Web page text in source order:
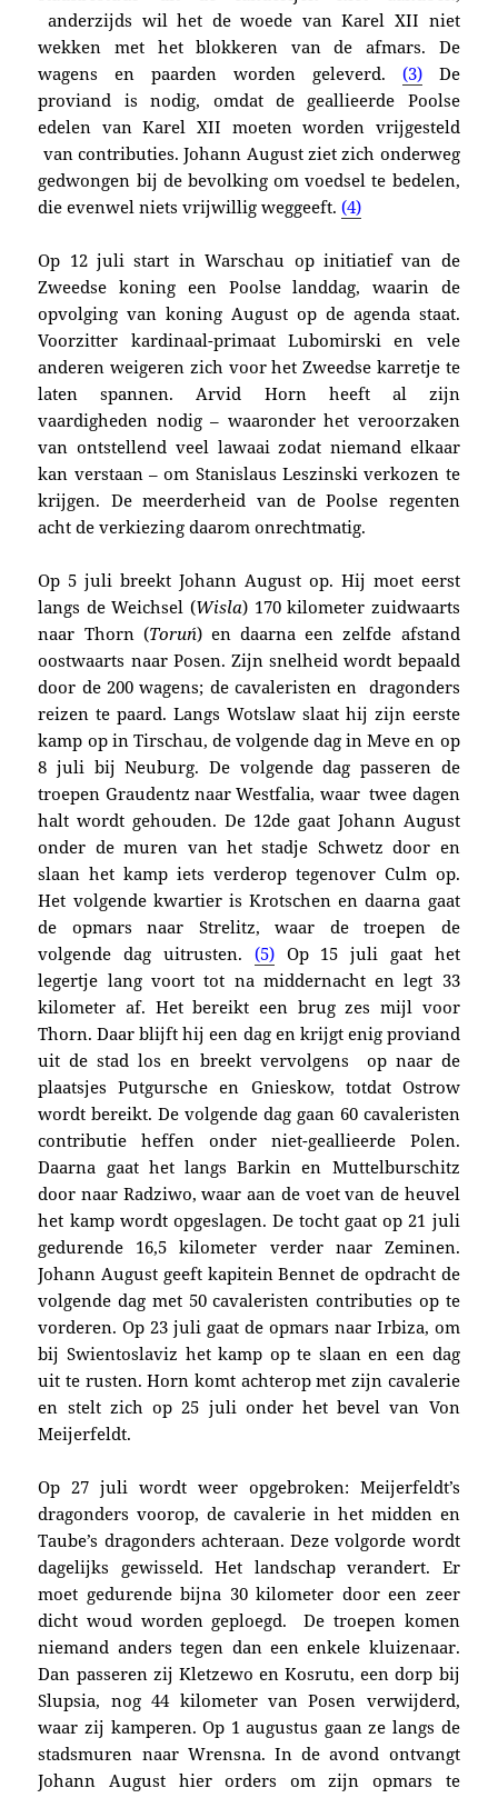
anderzijds wil het de woede van Karel XII niet
wekken met het blokkeren van de afmars. De
wagens en paarden worden geleverd. (3)De
proviand is nodig, omdat de geallieerde Poolse
edelen van Karel XII moeten worden vrijgesteld
van contributies. Johann August ziet zich onderweg
gedwongen bij de bevolking om voedsel te bedelen,
die evenwel niets vrijwillig weggeeft.(4)
Op 12 juli start in Warschau op initiatief van de
Zweedse koning een Poolse landdag, waarin de
opvolging van koning August op de agenda staat.
Voorzitter kardinaal-primaat Lubomirski en vele
anderen weigeren zich voor het Zweedse karretje te
laten spannen. Arvid Horn heeft al zijn
vaardigheden nodig – waaronder het veroorzaken
van ontstellend veel lawaai zodat niemand elkaar
kan verstaan – om Stanislaus Leszinski verkozen te
krijgen. De meerderheid van de Poolse regenten
acht de verkiezing daarom onrechtmatig.
Op 5 juli breekt Johann August op. Hij moet eerst
langs de Weichsel (Wisla) 170 kilometer zuidwaarts
naar Thorn (Toruń) en daarna een zelfde afstand
oostwaarts naar Posen. Zijn snelheid wordt bepaald
door de 200 wagens; de cavaleristen en dragonders
reizen te paard. Langs Wotslaw slaat hij zijn eerste
kamp op in Tirschau, de volgende dag in Meve en op
8 juli bij Neuburg. De volgende dag passeren de
troepen Graudentz naar Westfalia, waar twee dagen
halt wordt gehouden. De 12de gaat Johann August
onder de muren van het stadje Schwetz door en
slaan het kamp iets verderop tegenover Culm op.
Het volgende kwartier is Krotschen en daarna gaat
de opmars naar Strelitz, waar de troepen de
volgende dag uitrusten. (5) Op 15 juli gaat het
legertje lang voort tot na middernacht en legt 33
kilometer af. Het bereikt een brug zes mijl voor
Thorn. Daar blijft hij een dag en krijgt enig proviand
uit de stad los en breekt vervolgens op naar de
plaatsjes Putgursche en Gnieskow, totdat Ostrow
wordt bereikt. De volgende dag gaan 60 cavaleristen
contributie heffen onder niet-geallieerde Polen.
Daarna gaat het langs Barkin en Muttelburschitz
door naar Radziwo, waar aan de voet van de heuvel
het kamp wordt opgeslagen. De tocht gaat op 21 juli
gedurende 16,5 kilometer verder naar Zeminen.
Johann August geeft kapitein Bennet de opdracht de
volgende dag met 50 cavaleristen contributies op te
vorderen.Op 23 juli gaat de opmars naar Irbiza, om
bij Swientoslaviz het kamp op te slaan en een dag
uit te rusten.Horn komt achterop met zijn cavalerie
en stelt zich op 25 juli onder het bevel van Von
Meijerfeldt.
Op 27 juli wordt weer opgebroken: Meijerfeldt’s
dragonders voorop, de cavalerie in het midden en
Taube’s dragonders achteraan. Deze volgorde wordt
dagelijks gewisseld.Het landschap verandert. Er
moet gedurende bijna 30 kilometer door een zeer
dicht woud worden geploegd. De troepen komen
niemand anders tegen dan een enkele kluizenaar.
Dan passeren zij Kletzewo en Kosrutu, een dorp bij
Slupsia, nog 44 kilometer van Posen verwijderd,
waar zij kamperen. Op 1 augustus gaan ze langs de
stadsmuren naar Wrensna. In de avond ontvangt
Johann August hier orders om zijn opmars te